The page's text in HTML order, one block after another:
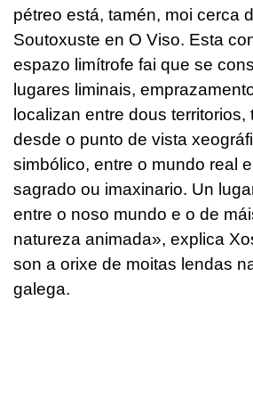
pétreo está, tamén, moi cerca
Soutoxuste en O Viso. Esta
espazo limítrofe fai que se
lugares liminais,
localizan entre dous territorios,
desde o punto de vista
simbólico, entre o mundo real
sagrado ou imaxinario. Un
entre o noso mundo e o de
natureza animada», explica
son a orixe de moitas lendas
galega.